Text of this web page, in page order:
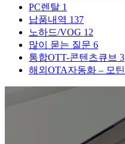
PC렌탈 1
납품내역 137
노하드/VOG 12
많이 묻는 질문 6
통합OTT-콘텐츠큐브 3
해외OTA자동화 – 모틴